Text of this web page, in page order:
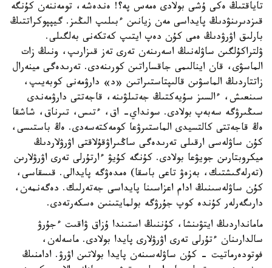
تاياقتىڭ ەكى ۇشى بولادى ەمەس پە؟! ەندەشە، تومەننەن كۇنگە
قىزدىرىنۋدىڭ پايداسى مەن زيانىن ءبىلىپ الىڭىز. گيپپوكراتتىڭ
بارلىق اۋرۋدىڭ ەمى كۇن دەپ ايتىپ كەتكەنى بەلگىلى.
ۋلتراكۇلگىن ساۋلەنىڭ اسەرىنەن تەرى تەز قىزارىپ، ونىڭ زات
الماسۋى، قان اينالىمى جاقساراتىن كورىنەدى. تەرىدەگى مينەرال
زاتتاردىڭ الماسۋىن قالىپتاستىراتىن «د» دارۋمەنى كوبەيىپ،
سىنعىش، ءالسىز سۇيەكتىڭ جەتىلۋىنە، قاجەتتى دارۋمەندى
سىڭىرۋگە سەبەپ بولادى. سونداي- اق، ءتىس، تىرناق، شاشقا
ەڭ قاجەتتى كالتسيدى الماستىرۋعا كومەكتەسەدى. ەڭ باستىسى،
كۇن ساۋلەسى ارقىلى تەرىدەگى ساڭىراۋقۇلاقتى اۋرۋلاردىڭ
ميكروبتارىن جويۋعا بولادى. كۇنگە كۇيۋ ءارتۇرلى تەرى اۋرۋلارىن
(تەرلەگىشتىك، بەزەۋ تاعى باسقا) ەمدەۋگە پايدالى. قىسقاسى،
كۇن ساۋلەسىنىڭ ادام اعزاسىنا پايداسى جەتەرلىك. دەگەنمەن،
دارىگەرلەر كۇندە كوپ جۇرۋگە بولمايتىنىن ەسكەرتەدى.
مامانداردىڭ ايتۋىنشا، كۇننىڭ استىندا ۇزاق ۋاقىت ءجۇرۋ
سالدارىنان ءتۇرلى تەرى اۋرۋلارى پايدا بولادى. ماسەلەن،
فوتودەرماتيت - كۇن ساۋلەسىنەن پايدا بولاتىن اۋرۋ. ادامنىڭ